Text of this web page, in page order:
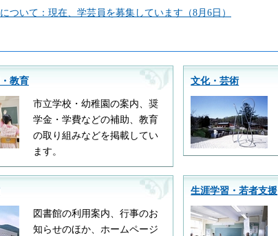
ついて：現在、学芸員を募集しています（8月6日）
教育
市立学校・幼稚園の案内、奨
学金・学費などの補助、教育
の取り組みなどを掲載してい
ます。
文化・芸術
図書館の利用案内、行事のお
知らせのほか、ホームページ
生涯学習・若者支援